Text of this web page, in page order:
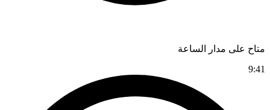
متاح على مدار الساعة
9:41